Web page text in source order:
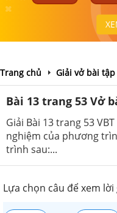
Trang chủ Giải vở bài
Bài 13 trang 53 Vở
Giải Bài 13 trang 53
nghiệm của phương
trình sau:...
Lựa chọn câu để xem